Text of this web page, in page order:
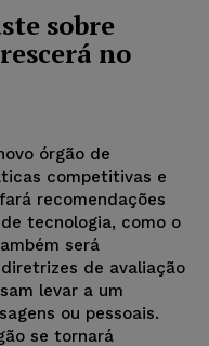
sobre
no
órgão de
competitivas e
recomendações
tecnologia, como o
será
de avaliação
levar a um
ou pessoais.
se tornará